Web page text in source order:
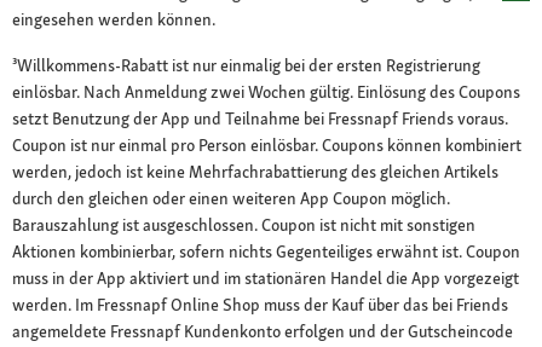
eingesehen werden können.
³Willkommens-Rabatt ist nur einmalig bei der ersten Registrierung
einlösbar. Nach Anmeldung zwei Wochen gültig. Einlösung des Coupons
setzt Benutzung der App und Teilnahme bei Fressnapf Friends voraus.
Coupon ist nur einmal pro Person einlösbar. Coupons können kombiniert
werden, jedoch ist keine Mehrfachrabattierung des gleichen Artikels
durch den gleichen oder einen weiteren App Coupon möglich.
Barauszahlung ist ausgeschlossen. Coupon ist nicht mit sonstigen
Aktionen kombinierbar, sofern nichts Gegenteiliges erwähnt ist. Coupon
muss in der App aktiviert und im stationären Handel die App vorgezeigt
werden. Im Fressnapf Online Shop muss der Kauf über das bei Friends
angemeldete Fressnapf Kundenkonto erfolgen und der Gutscheincode